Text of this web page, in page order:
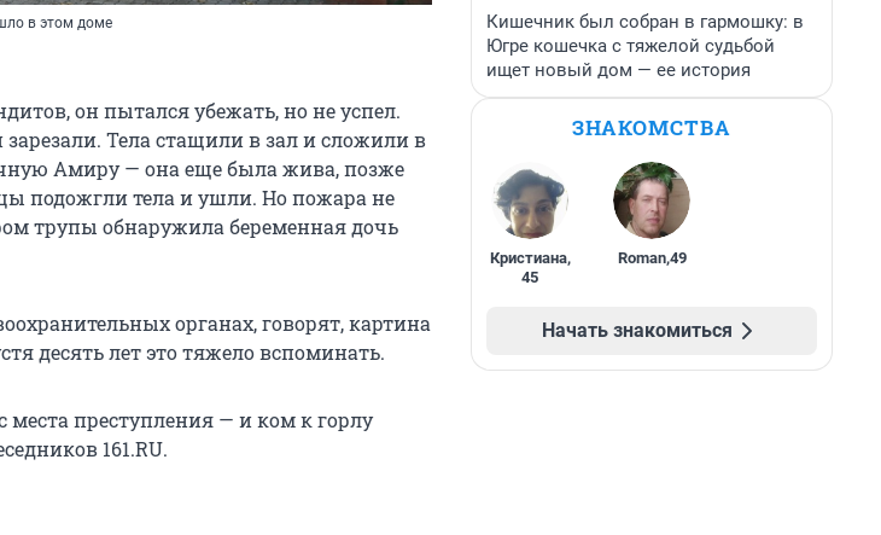
в этом доме
он пытался убежать, но не успел.
Тела стащили в зал и сложили в
Амиру — она еще была жива, позже
подожгли тела и ушли. Но пожара не
трупы обнаружила беременная дочь
органах, говорят, картина
десять лет это тяжело вспоминать.
преступления — и ком к горлу
161.RU.
Кишечник был собран в гармошку: в
Югре кошечка с тяжелой судьбой
ищет новый дом — ее история
ЗНАКОМСТВА
Кристиана,
45
Roman,49
Начать знакомиться